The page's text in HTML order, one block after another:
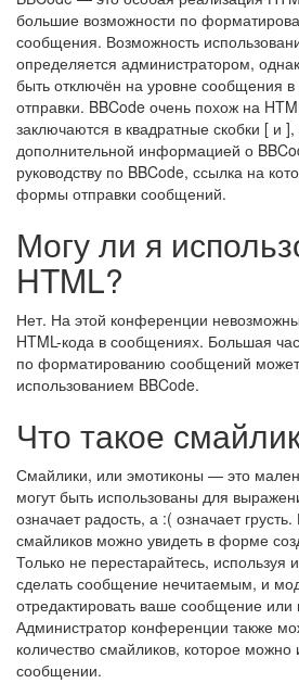
большие возможности по
сообщения. Возможность
определяется администратором,
быть отключён на уровне сообщения
отправки. BBCode очень похож на
заключаются в квадратные скобки [ и
дополнительной информацией о
руководству по BBCode, ссылка на
формы отправки сообщений.
Могу ли я
HTML?
Нет. На этой конференции
HTML-кода в сообщениях. Большая
по форматированию сообщений
использованием BBCode.
Что такое
Смайлики, или эмотиконы — это
могут быть использованы для
означает радость, а :( означает
смайликов можно увидеть в форме
Только не перестарайтесь, используя
сделать сообщение нечитаемым, и
отредактировать ваше сообщение или
Администратор конференции также
количество смайликов, которое можно
сообщении.